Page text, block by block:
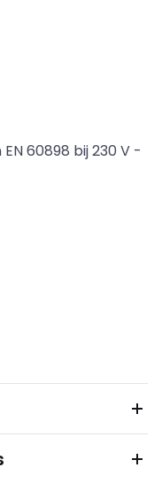
niet mogelijk)
niet mogelijk)
60898 bij 230 V-